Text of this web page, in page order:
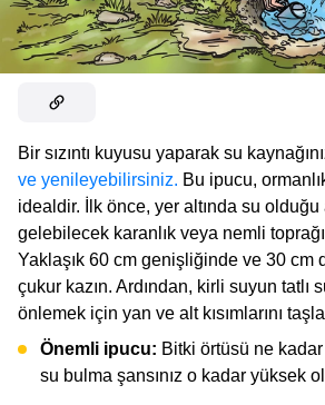
Bir sızıntı kuyusu yaparak su
ve yenileyebilirsiniz. Bu ipucu,
idealdir. İlk önce, yer altında su olduğu
gelebilecek karanlık veya nemli
Yaklaşık 60 cm genişliğinde ve 30 cm
çukur kazın. Ardından, kirli suyun tatlı
önlemek için yan ve alt kısımlarını
Önemli ipucu: Bitki örtüsü ne
su bulma şansınız o kadar yüksek